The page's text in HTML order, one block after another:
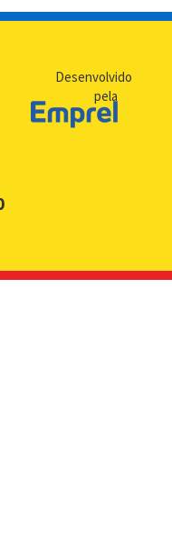
Contribuintes de Outros
- PF
- PJ
Risco
Desenvolvido
pela